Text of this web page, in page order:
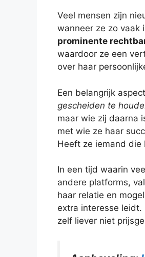
Veel mensen zijn
wanneer ze zo vaak
prominente
waardoor ze een
over haar
Een belangrijk
gescheiden te
maar wie zij daarna
met wie ze haar
Heeft ze iemand die
In een tijd waarin
andere platforms,
haar relatie en
extra interesse
zelf liever niet